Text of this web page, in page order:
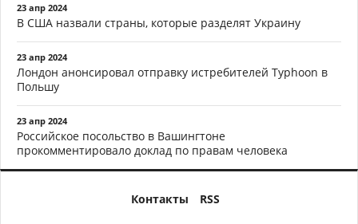
23 апр 2024
В США назвали страны, которые разделят Украину
23 апр 2024
Лондон анонсировал отправку истребителей Typhoon в
Польшу
23 апр 2024
Российское посольство в Вашингтоне
прокомментировало доклад по правам человека
Контакты RSS